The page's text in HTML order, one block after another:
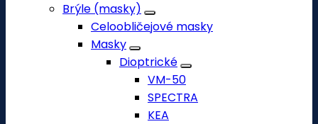
Brýle (masky)
Celoobličejové masky
Masky
Dioptrické
VM-50
SPECTRA
KEA